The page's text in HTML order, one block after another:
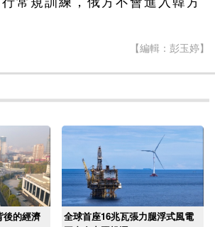
【編輯：彭玉婷】
後的經濟
全球首座16兆瓦張力腿浮式風電